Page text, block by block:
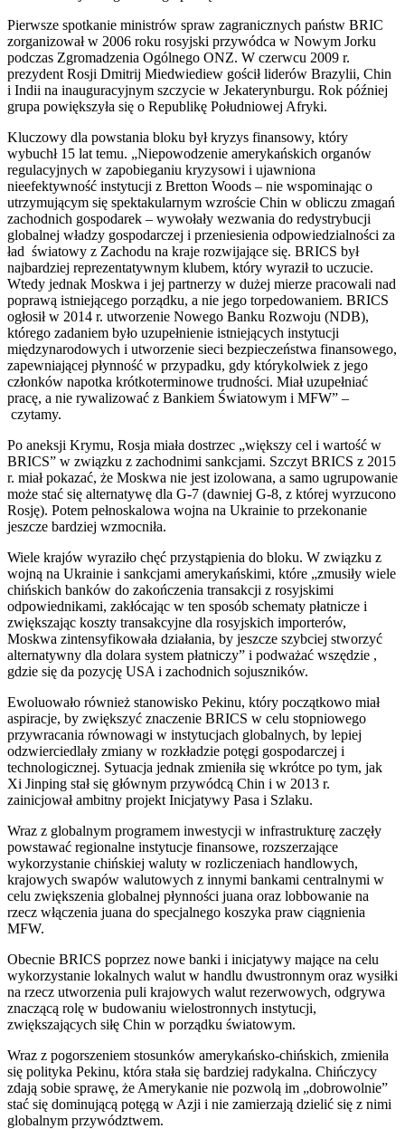
Pierwsze spotkanie ministrów spraw zagranicznych państw BRIC
zorganizował w 2006 roku rosyjski przywódca w Nowym Jorku
podczas Zgromadzenia Ogólnego ONZ. W czerwcu 2009 r.
prezydent Rosji Dmitrij Miedwiediew gościł liderów Brazylii, Chin
i Indii na inauguracyjnym szczycie w Jekaterynburgu. Rok później
grupa powiększyła się o Republikę Południowej Afryki.
Kluczowy dla powstania bloku był kryzys finansowy, który
wybuchł 15 lat temu. „Niepowodzenie amerykańskich organów
regulacyjnych w zapobieganiu kryzysowi i ujawniona
nieefektywność instytucji z Bretton Woods – nie wspominając o
utrzymującym się spektakularnym wzroście Chin w obliczu zmagań
zachodnich gospodarek – wywołały wezwania do redystrybucji
globalnej władzy gospodarczej i przeniesienia odpowiedzialności za
ład światowy z Zachodu na kraje rozwijające się. BRICS był
najbardziej reprezentatywnym klubem, który wyraził to uczucie.
Wtedy jednak Moskwa i jej partnerzy w dużej mierze pracowali nad
poprawą istniejącego porządku, a nie jego torpedowaniem. BRICS
ogłosił w 2014 r. utworzenie Nowego Banku Rozwoju (NDB),
którego zadaniem było uzupełnienie istniejących instytucji
międzynarodowych i utworzenie sieci bezpieczeństwa finansowego,
zapewniającej płynność w przypadku, gdy którykolwiek z jego
członków napotka krótkoterminowe trudności. Miał uzupełniać
pracę, a nie rywalizować z Bankiem Światowym i MFW” –
czytamy.
Po aneksji Krymu, Rosja miała dostrzec „większy cel i wartość w
BRICS” w związku z zachodnimi sankcjami. Szczyt BRICS z 2015
r. miał pokazać, że Moskwa nie jest izolowana, a samo ugrupowanie
może stać się alternatywę dla G-7 (dawniej G-8, z której wyrzucono
Rosję). Potem pełnoskalowa wojna na Ukrainie to przekonanie
jeszcze bardziej wzmocniła.
Wiele krajów wyraziło chęć przystąpienia do bloku. W związku z
wojną na Ukrainie i sankcjami amerykańskimi, które „zmusiły wiele
chińskich banków do zakończenia transakcji z rosyjskimi
odpowiednikami, zakłócając w ten sposób schematy płatnicze i
zwiększając koszty transakcyjne dla rosyjskich importerów,
Moskwa zintensyfikowała działania, by jeszcze szybciej stworzyć
alternatywny dla dolara system płatniczy” i podważać wszędzie ,
gdzie się da pozycję USA i zachodnich sojuszników.
Ewoluowało również stanowisko Pekinu, który początkowo miał
aspiracje, by zwiększyć znaczenie BRICS w celu stopniowego
przywracania równowagi w instytucjach globalnych, by lepiej
odzwierciedlały zmiany w rozkładzie potęgi gospodarczej i
technologicznej. Sytuacja jednak zmieniła się wkrótce po tym, jak
Xi Jinping stał się głównym przywódcą Chin i w 2013 r.
zainicjował ambitny projekt Inicjatywy Pasa i Szlaku.
Wraz z globalnym programem inwestycji w infrastrukturę zaczęły
powstawać regionalne instytucje finansowe, rozszerzające
wykorzystanie chińskiej waluty w rozliczeniach handlowych,
krajowych swapów walutowych z innymi bankami centralnymi w
celu zwiększenia globalnej płynności juana oraz lobbowanie na
rzecz włączenia juana do specjalnego koszyka praw ciągnienia
MFW.
Obecnie BRICS poprzez nowe banki i inicjatywy mające na celu
wykorzystanie lokalnych walut w handlu dwustronnym oraz wysiłki
na rzecz utworzenia puli krajowych walut rezerwowych, odgrywa
znaczącą rolę w budowaniu wielostronnych instytucji,
zwiększających siłę Chin w porządku światowym.
Wraz z pogorszeniem stosunków amerykańsko-chińskich, zmieniła
się polityka Pekinu, która stała się bardziej radykalna. Chińczycy
zdają sobie sprawę, że Amerykanie nie pozwolą im „dobrowolnie”
stać się dominującą potęgą w Azji i nie zamierzają dzielić się z nimi
globalnym przywództwem.